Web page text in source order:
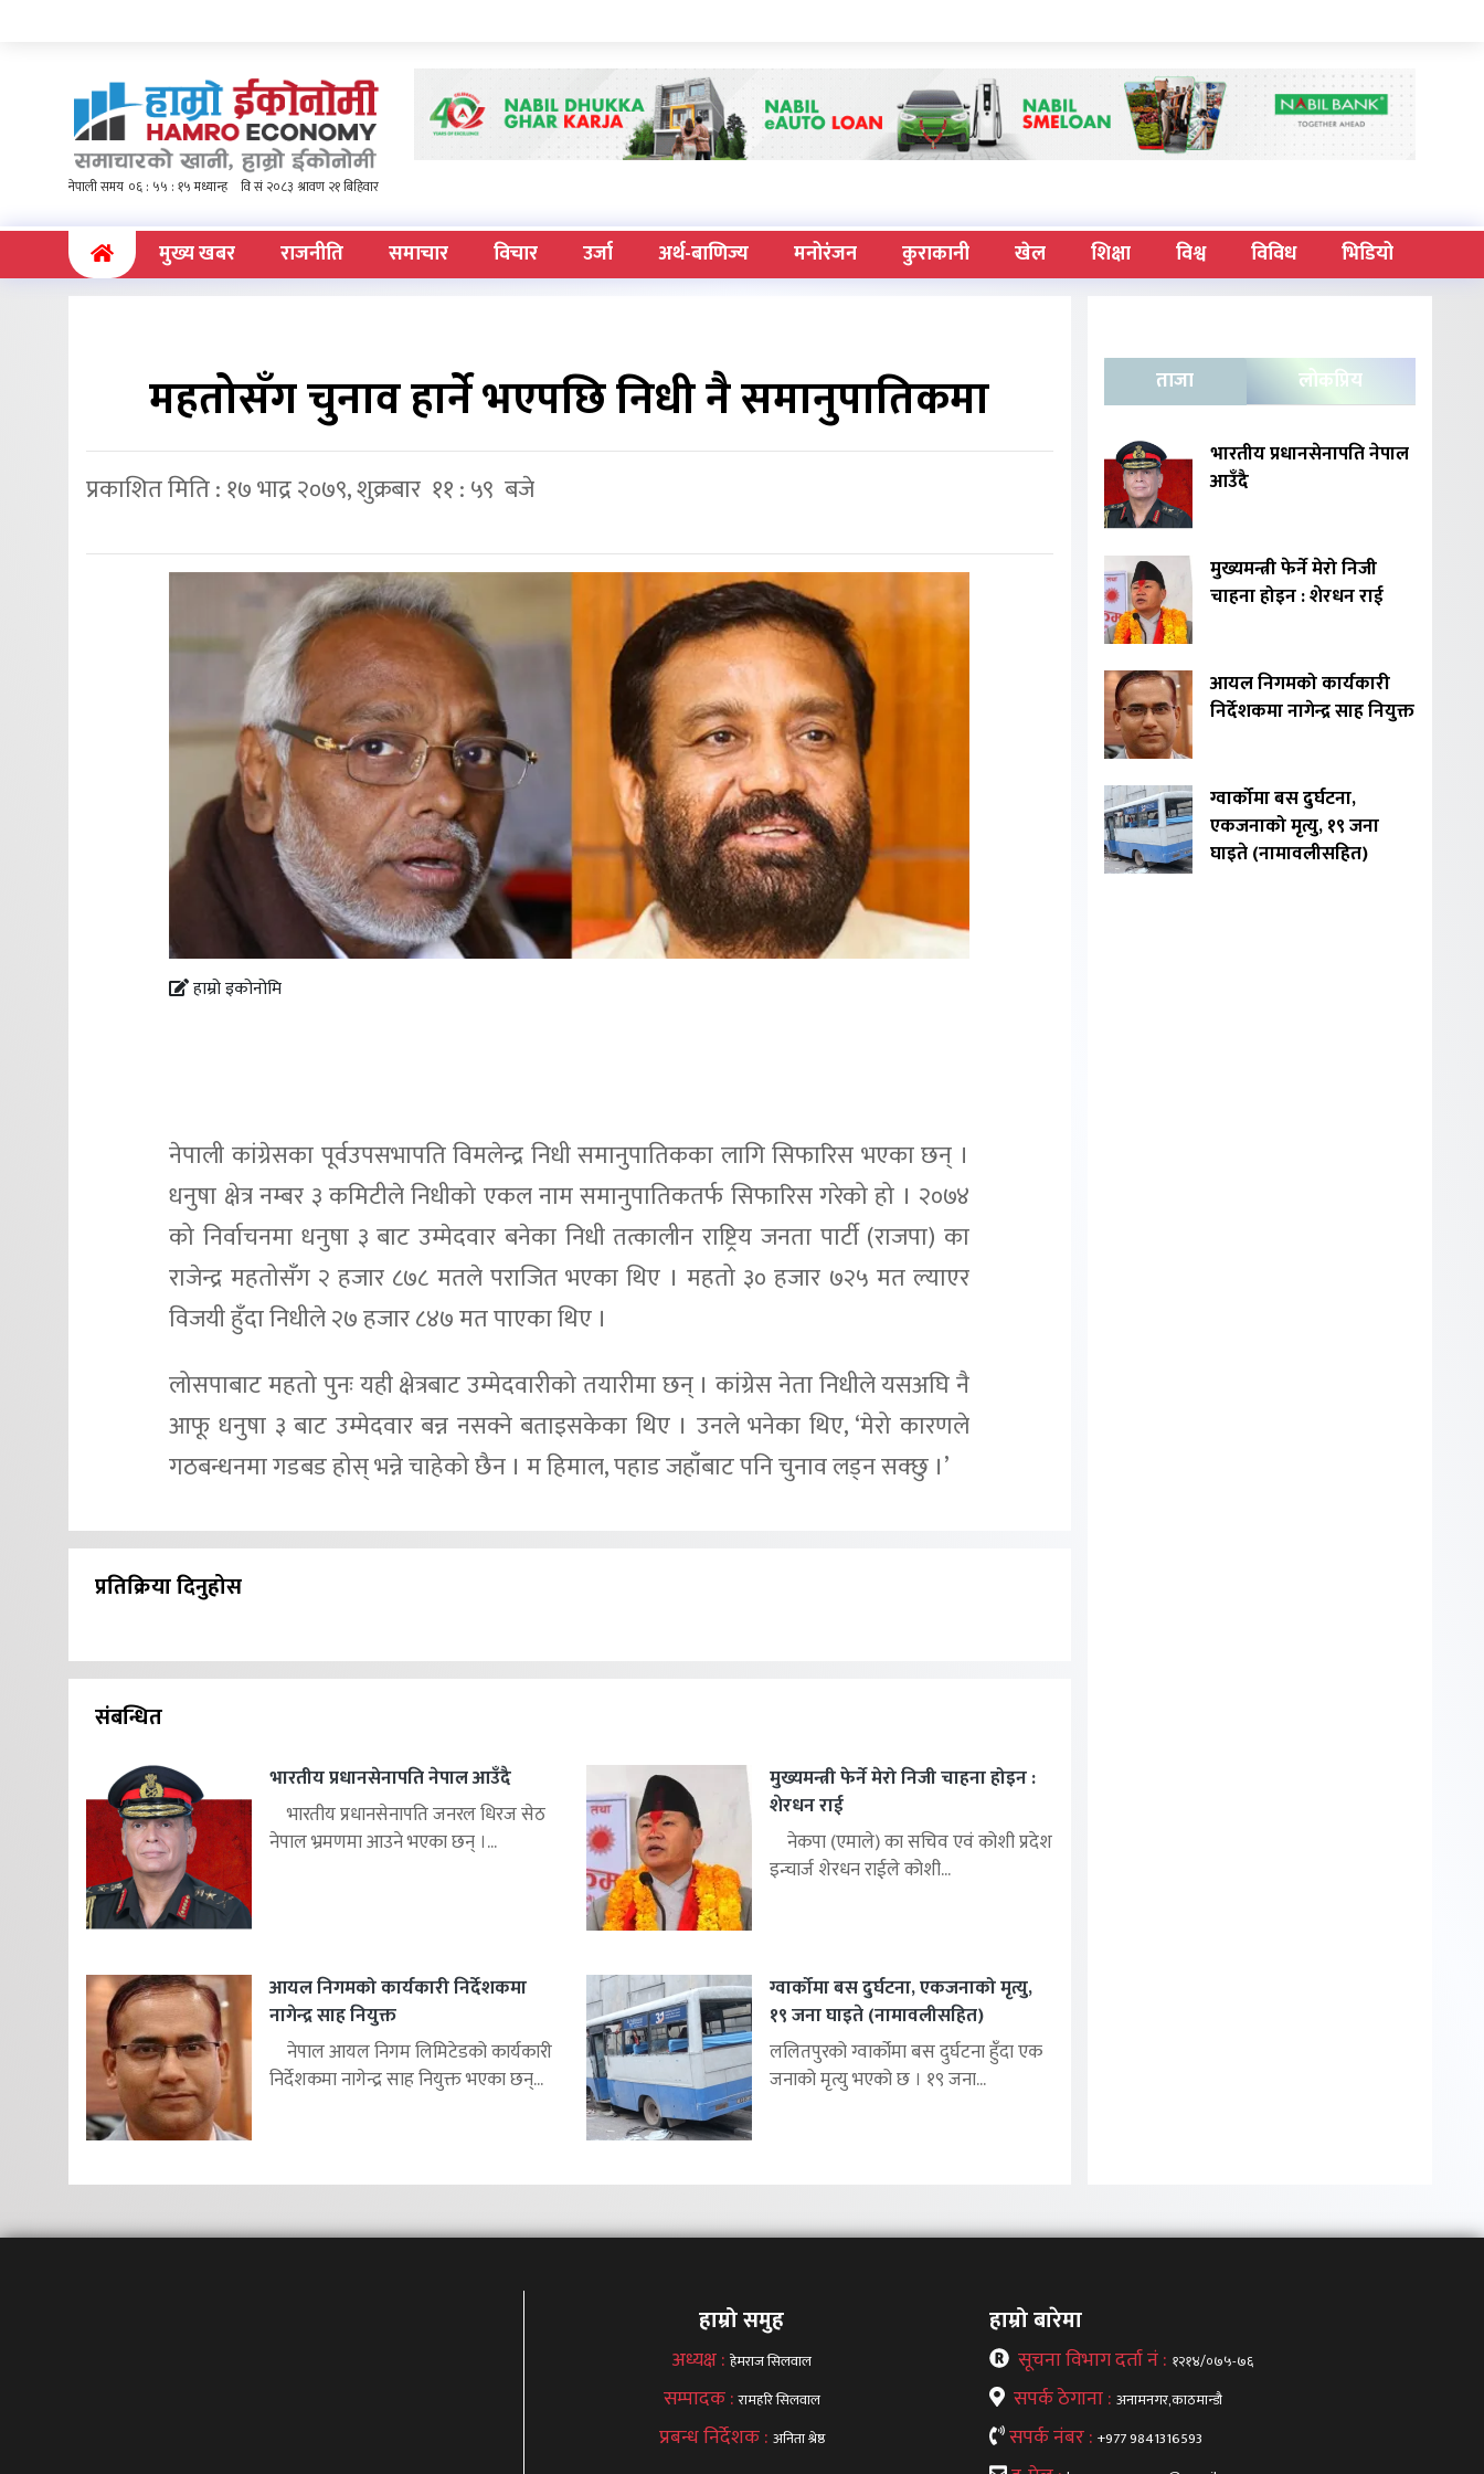
(current)मुख्य खबर राजनीति समाचार विचार उर्जा अर्थ-बाणिज्य मनोरंजन कुराकानी खेल शिक्षा विश्व विविध भिडियो
महतोसँग चुनाव हार्ने भएपछि निधी नै समानुपातिकमा
प्रकाशित मिति : १७ भाद्र २०७९, शुक्रबार ११ : ५९ बजे
हाम्रो इकोनोमि
नेपाली कांग्रेसका पूर्वउपसभापति विमलेन्द्र निधी समानुपातिकका लागि सिफारिस भएका छन् ।
धनुषा क्षेत्र नम्बर ३ कमिटीले निधीको एकल नाम समानुपातिकतर्फ सिफारिस गरेको हो । २०७४
को निर्वाचनमा धनुषा ३ बाट उम्मेदवार बनेका निधी तत्कालीन राष्ट्रिय जनता पार्टी (राजपा) का
राजेन्द्र महतोसँग २ हजार ८७८ मतले पराजित भएका थिए । महतो ३० हजार ७२५ मत ल्याएर
विजयी हुँदा निधीले २७ हजार ८४७ मत पाएका थिए ।
लोसपाबाट महतो पुनः यही क्षेत्रबाट उम्मेदवारीको तयारीमा छन् । कांग्रेस नेता निधीले यसअघि नै
आफू धनुषा ३ बाट उम्मेदवार बन्न नसक्ने बताइसकेका थिए । उनले भनेका थिए, ‘मेरो कारणले
गठबन्धनमा गडबड होस् भन्ने चाहेको छैन । म हिमाल, पहाड जहाँबाट पनि चुनाव लड्न सक्छु ।’
प्रतिक्रिया दिनुहोस
संबन्धित
भारतीय प्रधानसेनापति नेपाल आउँदै
भारतीय प्रधानसेनापति जनरल धिरज सेठ
नेपाल भ्रमणमा आउने भएका छन् ।...
मुख्यमन्त्री फेर्ने मेरो निजी चाहना होइन :
शेरधन राई
नेकपा (एमाले) का सचिव एवं कोशी प्रदेश
इन्चार्ज शेरधन राईले कोशी...
आयल निगमको कार्यकारी निर्देशकमा
नागेन्द्र साह नियुक्त
नेपाल आयल निगम लिमिटेडको कार्यकारी
निर्देशकमा नागेन्द्र साह नियुक्त भएका छन्...
ग्वार्कोमा बस दुर्घटना, एकजनाको मृत्यु,
१९ जना घाइते (नामावलीसहित)
ललितपुरको ग्वार्कोमा बस दुर्घटना हुँदा एक
जनाको मृत्यु भएको छ । १९ जना...
ताजा लोकप्रिय
भारतीय प्रधानसेनापति नेपाल
आउँदै
मुख्यमन्त्री फेर्ने मेरो निजी
चाहना होइन : शेरधन राई
आयल निगमको कार्यकारी
निर्देशकमा नागेन्द्र साह नियुक्त
ग्वार्कोमा बस दुर्घटना,
एकजनाको मृत्यु, १९ जना
घाइते (नामावलीसहित)
हाम्रो समुह
अध्यक्ष :हेमराज सिलवाल
सम्पादक :रामहरि सिलवाल
प्रबन्ध निर्देशक : अनिता श्रेष्ठ
हाम्रो बारेमा
सूचना विभाग दर्ता नं : १२१४/०७५-७६
सपर्क ठेगाना : अनामनगर,काठमान्डौ
सपर्क नंबर : +977 9841316593